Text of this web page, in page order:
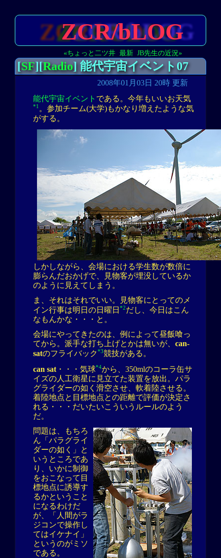
ZCR/bLOG
«ちょっと二ツ井 最新 JB先生の近況»
[SF][Radio] 能代宇宙イベント07
2008年01月03日 20時 更新
能代宇宙イベント である。今年もいいお天気
*1 。参加チーム(大学)もかなり増えたような気
がする。
しかしながら、会場における学生数が数倍に
膨らんだおかげで、見物客が埋没しているか
のように見えてしまう。
ま、それはそれでいい。見物客にとってのメ
イン行事は明日の日曜日 *2だし、今日はこん
なもんかな・・・と。
会場にやってきたのは、例によって昼飯喰っ
てから。派手な打ち上げとかは無いが、 can-
satのフライバック*3競技がある。
can sat ・・・気球*4から、350mlのコーラ缶サ
イズの人工衛星に見立てた装置を放出。パラ
グライダーの如く滑空させ、軟着陸させる。
着陸地点と目標地点との距離で評価が決定さ
れる・・・だいたいこういうルールのよう
だ。
問題は、もちろ
ん「パラグライ
ダーの如く」と
いうところであ
り、いかに制御
をおこなって目
標地点に誘導す
るかということ
になるわけだ
が、「人間がラ
ジコンで操作し
てはイケナイ」
というのがミソ
である。